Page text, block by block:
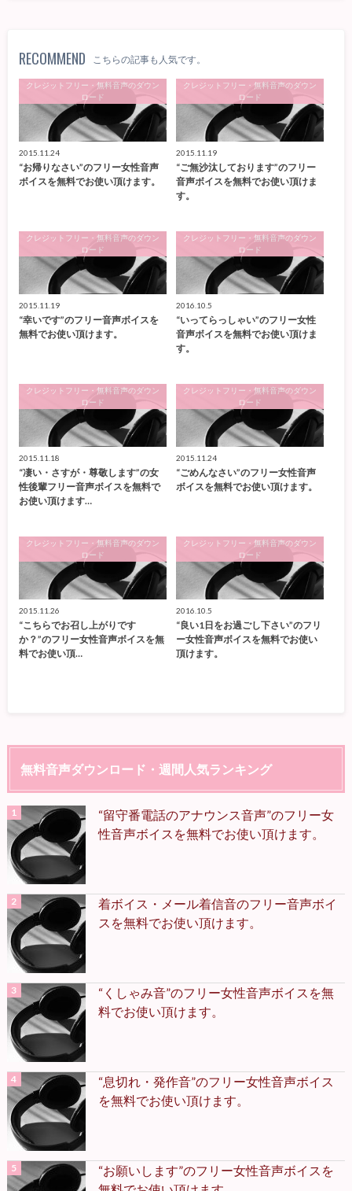
RECOMMEND こちらの記事も人気です。
クレジットフリー・無料音声のダウン
ロード
2015.11.24
“お帰りなさい”のフリー女性音声
ボイスを無料でお使い頂けます。
クレジットフリー・無料音声のダウン
ロード
2015.11.19
“ご無沙汰しております”のフリー
音声ボイスを無料でお使い頂けま
す。
クレジットフリー・無料音声のダウン
ロード
2015.11.19
“幸いです”のフリー音声ボイスを
無料でお使い頂けます。
クレジットフリー・無料音声のダウン
ロード
2016.10.5
“いってらっしゃい”のフリー女性
音声ボイスを無料でお使い頂けま
す。
クレジットフリー・無料音声のダウン
ロード
2015.11.18
“凄い・さすが・尊敬します”の女
性後輩フリー音声ボイスを無料で
お使い頂けます…
クレジットフリー・無料音声のダウン
ロード
2015.11.24
“ごめんなさい”のフリー女性音声
ボイスを無料でお使い頂けます。
クレジットフリー・無料音声のダウン
ロード
2015.11.26
“こちらでお召し上がりです
か？”のフリー女性音声ボイスを無
料でお使い頂…
クレジットフリー・無料音声のダウン
ロード
2016.10.5
“良い1日をお過ごし下さい”のフリ
ー女性音声ボイスを無料でお使い
頂けます。
無料音声ダウンロード・週間人気ランキング
“留守番電話のアナウンス音声”のフリー女
性音声ボイスを無料でお使い頂けます。
着ボイス・メール着信音のフリー音声ボイ
スを無料でお使い頂けます。
“くしゃみ音”のフリー女性音声ボイスを無
料でお使い頂けます。
“息切れ・発作音”のフリー女性音声ボイス
を無料でお使い頂けます。
“お願いします”のフリー女性音声ボイスを